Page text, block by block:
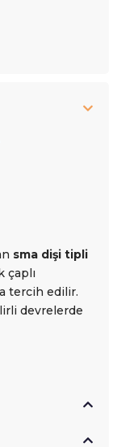
sma dişi tipli
çaplı
tercih edilir.
devrelerde